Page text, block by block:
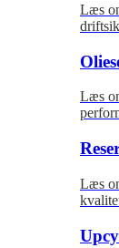
Læs
Læs
Læs